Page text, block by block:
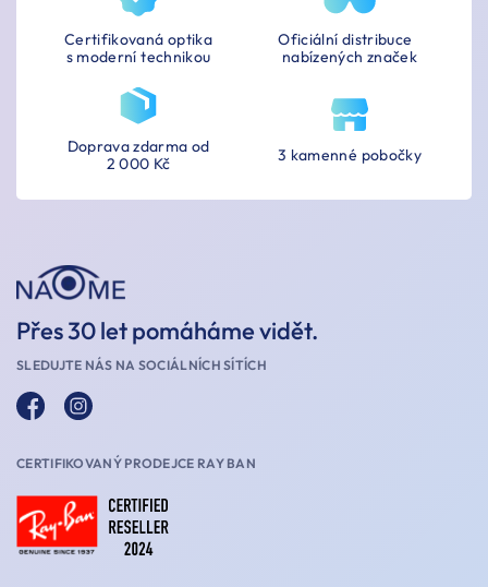
Certifikovaná optika
s moderní technikou
Oficiální distribuce
nabízených značek
3 kamenné pobočky
Doprava zdarma od
2 000 Kč
Přes 30 let pomáháme vidět.
SLEDUJTE NÁS NA SOCIÁLNÍCH SÍTÍCH
CERTIFIKOVANÝ PRODEJCE RAY BAN